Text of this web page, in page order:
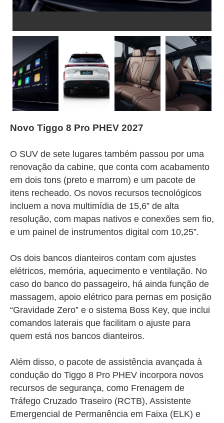
Novo Tiggo 8 Pro PHEV 2027
O SUV de sete lugares também passou por uma
renovação da cabine, que conta com acabamento
em dois tons (preto e marrom) e um pacote de
itens recheado. Os novos recursos tecnológicos
incluem a nova multimídia de 15,6” de alta
resolução, com mapas nativos e conexões sem fio,
e um painel de instrumentos digital com 10,25”.
Os dois bancos dianteiros contam com ajustes
elétricos, memória, aquecimento e ventilação. No
caso do banco do passageiro, há ainda função de
massagem, apoio elétrico para pernas em posição
“Gravidade Zero” e o sistema Boss Key, que inclui
comandos laterais que facilitam o ajuste para
quem está nos bancos dianteiros.
Além disso, o pacote de assistência avançada à
condução do Tiggo 8 Pro PHEV incorpora novos
recursos de segurança, como Frenagem de
Tráfego Cruzado Traseiro (RCTB), Assistente
Emergencial de Permanência em Faixa (ELK) e